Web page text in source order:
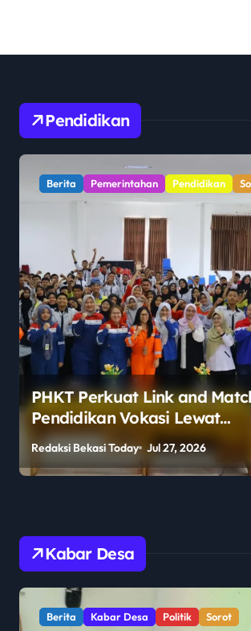
Pendidikan
Berita Pendidikan Sorot
Polemik Legalitas Sekolah
Berlabel Asing Mencuat,
Publik Pertanyakan
Pengawasan Pemerintah
Redaksi Bekasi Today Jul 27, 2026
Kabar Desa
Berita Kabar Desa Politik